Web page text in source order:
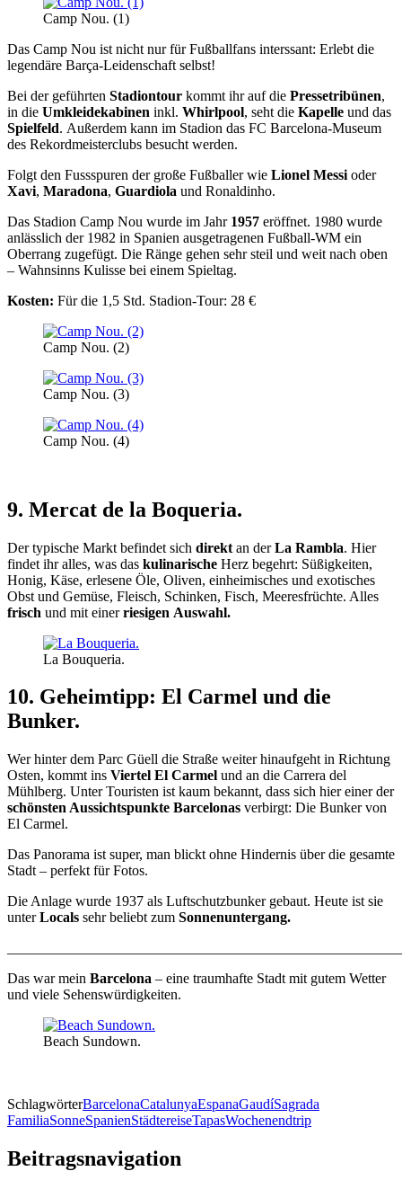
Camp Nou. (1)
Das Camp Nou ist nicht nur für Fußballfans interssant: Erlebt die
legendäre Barça-Leidenschaft selbst!
Bei der geführten Stadiontour kommt ihr auf die Pressetribünen,
in die Umkleidekabinen inkl. Whirlpool, seht die Kapelle und das
Spielfeld. Außerdem kann im Stadion das FC Barcelona-Museum
des Rekordmeisterclubs besucht werden.
Folgt den Fussspuren der große Fußballer wie Lionel Messi oder
Xavi, Maradona, Guardiola und Ronaldinho.
Das Stadion Camp Nou wurde im Jahr 1957 eröffnet. 1980 wurde
anlässlich der 1982 in Spanien ausgetragenen Fußball-WM ein
Oberrang zugefügt. Die Ränge gehen sehr steil und weit nach oben
– Wahnsinns Kulisse bei einem Spieltag.
Kosten: Für die 1,5 Std. Stadion-Tour: 28 €
Camp Nou. (2)
Camp Nou. (3)
Camp Nou. (4)
9. Mercat de la Boqueria.
Der typische Markt befindet sich direkt an derLa Rambla. Hier
findet ihr alles, was das kulinarische Herz begehrt: Süßigkeiten,
Honig, Käse, erlesene Öle, Oliven, einheimisches und exotisches
Obst und Gemüse, Fleisch, Schinken, Fisch, Meeresfrüchte. Alles
frisch und mit einerriesigen Auswahl.
La Bouqueria.
10. Geheimtipp: El Carmel und die
Bunker.
Wer hinter dem Parc Güell die Straße weiter hinaufgeht in Richtung
Osten, kommt ins Viertel El Carmel und an die Carrera del
Mühlberg. Unter Touristen ist kaum bekannt, dass sich hier einer der
schönsten Aussichtspunkte Barcelonas verbirgt: Die Bunker von
El Carmel.
Das Panorama ist super, man blickt ohne Hindernis über die gesamte
Stadt – perfekt für Fotos.
Die Anlage wurde 1937 als Luftschutzbunker gebaut. Heute ist sie
unterLocals sehr beliebt zum Sonnenuntergang.
Das war mein Barcelona – eine traumhafte Stadt mit gutem Wetter
und viele Sehenswürdigkeiten.
Beach Sundown.
SchlagwörterBarcelonaCatalunyaEspanaGaudíSagrada
FamiliaSonneSpanienStädtereiseTapasWochenendtrip
Beitragsnavigation